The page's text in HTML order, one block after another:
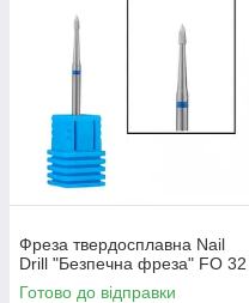
Фреза твердосплавна Nail
Drill "Безпечна фреза" FO 32
Готово до відправки